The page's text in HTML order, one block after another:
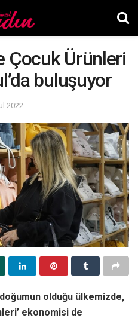
Çocuk Ürünleri
buluşuyor
2022
olduğu ülkemizde,
ekonomisi de